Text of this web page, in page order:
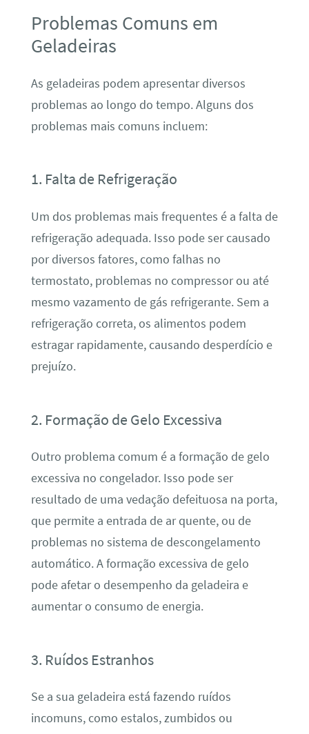
Problemas Comuns em
Geladeiras
As geladeiras podem apresentar diversos
problemas ao longo do tempo. Alguns dos
problemas mais comuns incluem:
1. Falta de Refrigeração
Um dos problemas mais frequentes é a falta de
refrigeração adequada. Isso pode ser causado
por diversos fatores, como falhas no
termostato, problemas no compressor ou até
mesmo vazamento de gás refrigerante. Sem a
refrigeração correta, os alimentos podem
estragar rapidamente, causando desperdício e
prejuízo.
2. Formação de Gelo Excessiva
Outro problema comum é a formação de gelo
excessiva no congelador. Isso pode ser
resultado de uma vedação defeituosa na porta,
que permite a entrada de ar quente, ou de
problemas no sistema de descongelamento
automático. A formação excessiva de gelo
pode afetar o desempenho da geladeira e
aumentar o consumo de energia.
3. Ruídos Estranhos
Se a sua geladeira está fazendo ruídos
incomuns, como estalos, zumbidos ou